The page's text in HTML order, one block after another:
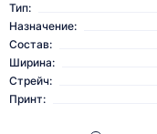
Тип:
Назначение:
Состав:
Ширина:
Стрейч:
Принт: